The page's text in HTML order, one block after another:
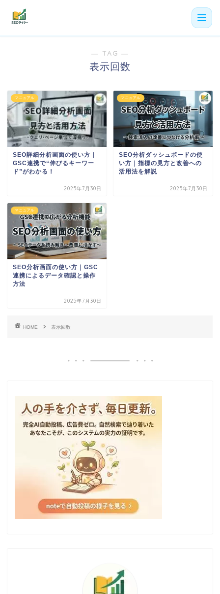
プラン
よくある質問
導入事例
お役立ち記事
― TAG ―
表示回数
マニュアル
SEO詳細分析画面の使い方｜
GSC連携で“伸びるキーワー
ド”がわかる！
2025年7月30日
マニュアル
SEO分析ダッシュボードの使
い方｜指標の見方と改善への
活用法を解説
2025年7月30日
マニュアル
SEO分析画面の使い方｜GSC
連携によるデータ確認と操作
方法
2025年7月30日
HOME 表示回数